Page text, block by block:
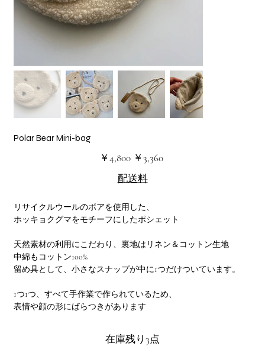
Polar Bear Mini-bag
元
の
￥4,800
セ
ー
価
￥3,360
配送料
リサイクルウールのボアを使用した、
ホッキョクグマをモチーフにしたポシェット
天然素材の利用にこだわり、裏地はリネン＆コットン生地
中綿もコットン100%
留め具として、小さなスナップが中に1つだけついています。
1つ1つ、すべて手作業で作られているため、
表情や顔の形にばらつきがあります
在庫残り3点